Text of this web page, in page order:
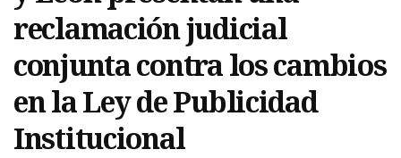
reclamación judicial
conjunta contra los cambios
en la Ley de Publicidad
Institucional